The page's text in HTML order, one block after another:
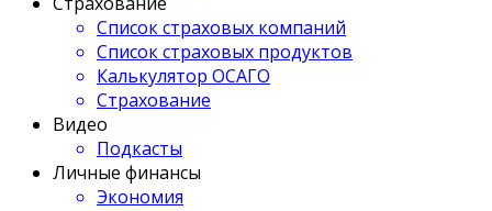
Список страховых компаний
Список страховых продуктов
Калькулятор ОСАГО
Страхование
Видео
Подкасты
Личные финансы
Экономия